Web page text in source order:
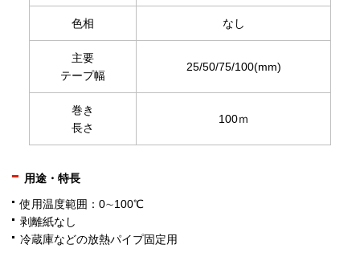
色相 なし
主要
テープ幅
25/50/75/100(mm)
巻き
長さ
100ｍ
用途・特長
使用温度範囲：0∼100℃
剥離紙なし
冷蔵庫などの放熱パイプ固定用